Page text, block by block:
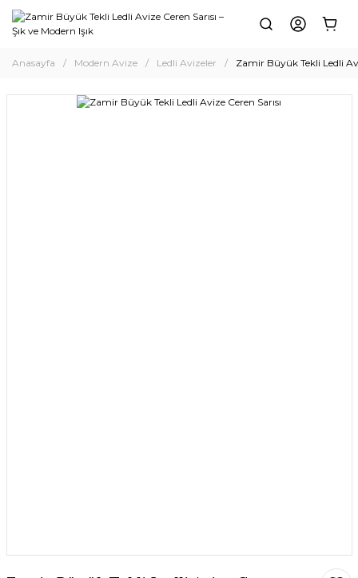
Anasayfa Modern Avize Ledli Avizeler Zamir Büyük Tekli Ledli